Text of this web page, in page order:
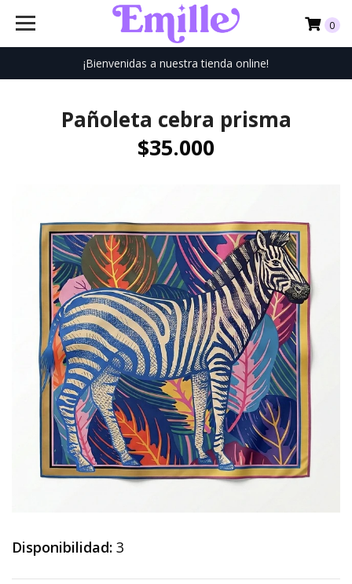
¡Bienvenidas a nuestra tienda online!
0
Pañoleta cebra prisma
$35.000
Disponibilidad: 3